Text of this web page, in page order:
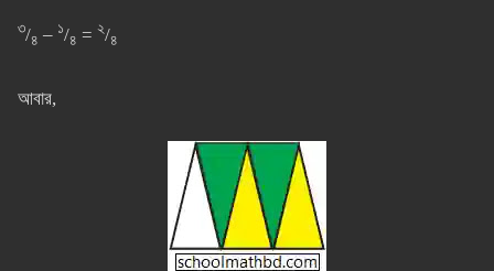
৩/৪ – ১/৪ = ২/৪
আবার,